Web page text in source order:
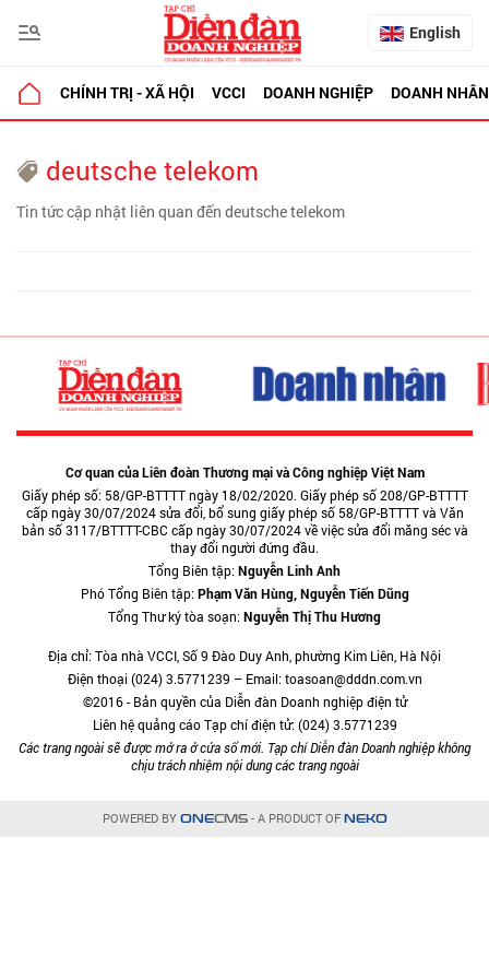
English
CHÍNH TRỊ - XÃ HỘI VCCI DOANH NGHIỆP DOANH NHÂN
deutsche telekom
Tin tức cập nhật liên quan đến deutsche telekom
Cơ quan của Liên đoàn Thương mại và Công nghiệp Việt Nam
Giấy phép số: 58/GP-BTTTT ngày 18/02/2020. Giấy phép số 208/GP-BTTTT
cấp ngày 30/07/2024 sửa đổi, bổ sung giấy phép số 58/GP-BTTTT và Văn
bản số 3117/BTTTT-CBC cấp ngày 30/07/2024 về việc sửa đổi măng séc và
thay đổi người đứng đầu.
Tổng Biên tập:Nguyễn Linh Anh
Phó Tổng Biên tập:Phạm Văn Hùng, Nguyễn Tiến Dũng
Tổng Thư ký tòa soạn:Nguyễn Thị Thu Hương
Địa chỉ: Tòa nhà VCCI, Số 9 Đào Duy Anh, phường Kim Liên, Hà Nội
Điện thoại (024) 3.5771239 – Email: toasoan@dddn.com.vn
©2016 - Bản quyền của Diễn đàn Doanh nghiệp điện tử
Liên hệ quảng cáo Tạp chí điện tử: (024) 3.5771239
Các trang ngoài sẽ được mở ra ở cửa sổ mới. Tạp chí Diễn đàn Doanh nghiệp không
chịu trách nhiệm nội dung các trang ngoài
POWERED BY ONECMS- A PRODUCT OF NEKO